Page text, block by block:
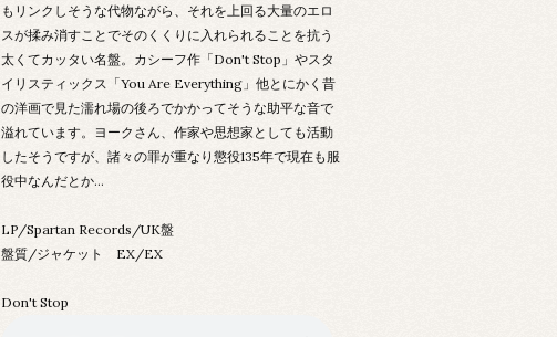
もリンクしそうな代物ながら、それを上回る大量のエロ
スが揉み消すことでそのくくりに入れられることを抗う
太くてカッタい名盤。カシーフ作「Don't Stop」やスタ
イリスティックス「You Are Everything」他とにかく昔
の洋画で見た濡れ場の後ろでかかってそうな助平な音で
溢れています。ヨークさん、作家や思想家としても活動
したそうですが、諸々の罪が重なり懲役135年で現在も服
役中なんだとか…
LP/Spartan Records/UK盤
盤質/ジャケット EX/EX
Don't Stop